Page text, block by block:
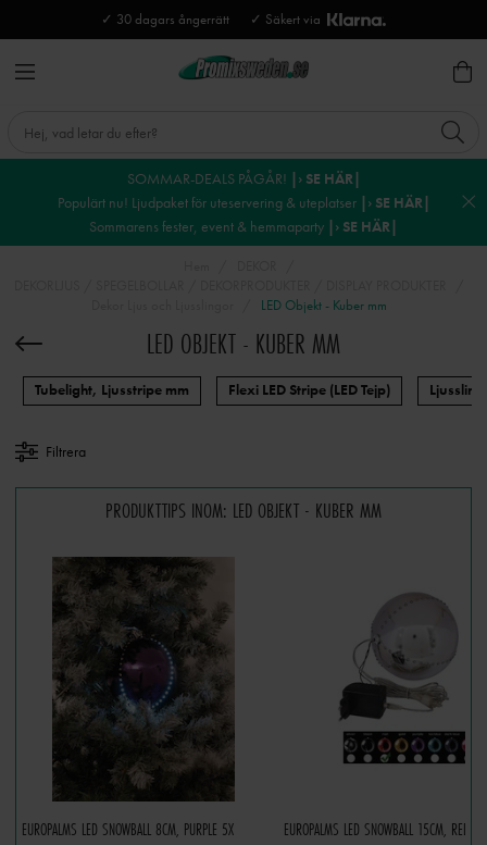
✓ 30 dagars ångerrätt ✓ Säkert via
SOMMAR-DEALS PÅGÅR! |› SE HÄR|
Populärt nu! Ljudpaket för uteservering & uteplatser |› SE HÄR|
Sommarens fester, event & hemmaparty |› SE HÄR|
LED Objekt - Kuber mm
LED OBJEKT - KUBER MM
Tubelight, Ljusstripe mm Flexi LED Stripe (LED Tejp)
Filtrera
PRODUKTTIPS INOM: LED OBJEKT - KUBER MM
EUROPALMS LED SNOWBALL 8CM, PURPLE 5X EUROPALMS LED SNOWBALL 15CM, RED